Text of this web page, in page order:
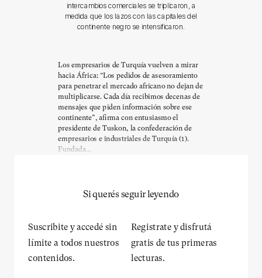
intercambios comerciales se triplicaron, a
medida que los lazos con las capitales del
continente negro se intensificaron.
Los empresarios de Turquía vuelven a mirar
hacia África: “Los pedidos de asesoramiento
para penetrar el mercado africano no dejan de
multiplicarse. Cada día recibimos decenas de
mensajes que piden información sobre ese
continente”, afirma con entusiasmo el
presidente de Tuskon, la confederación de
empresarios e industriales de Turquía (1).
Fundada...
Si querés seguir leyendo
Suscribite y accedé sin
límite a todos nuestros
contenidos.
Registrate y disfrutá
gratis de tus primeras
lecturas.